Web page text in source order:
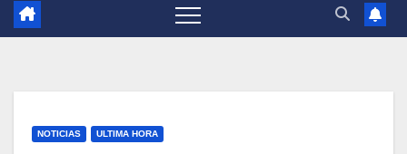
NOTICIAS ULTIMA HORA